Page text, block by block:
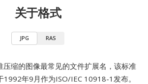
关于格式
JPG RAS
压缩的图像最常见的文件扩展名，该标准
1992年9月作为ISO/IEC 10918-1发布。